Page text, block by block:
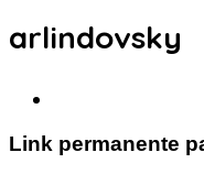
arlindovsky
Link permanente